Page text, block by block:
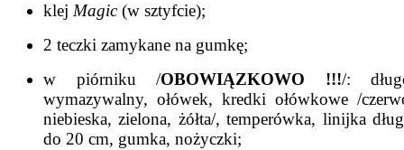
klej Magic(w sztyfcie);
2 teczki zamykane na gumkę;
w piórniku /OBOWIĄZKOWO !!!/:
wymazywalny, ołówek, kredki ołówkowe /
niebieska, zielona, żółta/, temperówka, linijka
do 20 cm, gumka, nożyczki;